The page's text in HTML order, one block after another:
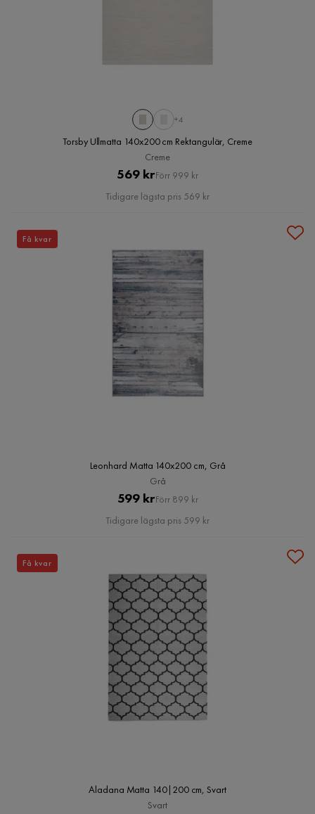
+4
Torsby Ullmatta 140x200 cm Rektangulär, Creme
Creme
Pris
569 krOriginal
Pris
Förr 999 kr
Tidigare lägsta pris 569 kr
Leonhard Matta 140x200 cm, Grå
Grå
Pris
599 krOriginal
Pris
Förr 899 kr
Tidigare lägsta pris 599 kr
Få kvar
Aladana Matta 140|200 cm, Svart
Svart
Få kvar